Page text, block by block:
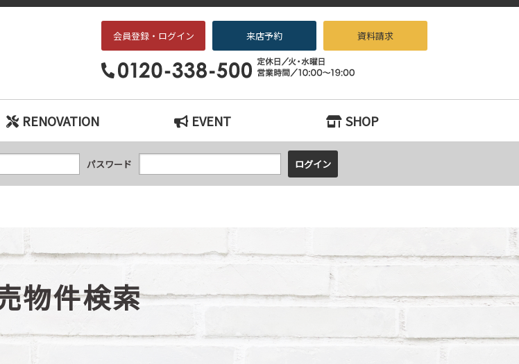
建て、中古マンションをお探しなら、『中古住宅×リノベーション専門店beans』へお任せください！
会員登録・ログイン 来店予約 資料請求
RENOVATION EVENT SHOP
パスワード
物件検索